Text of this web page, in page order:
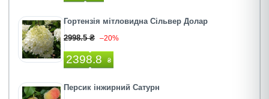
Гортензія мітловидна Сільвер Долар
2998.5 ₴ –20%
2398.8 ₴
Персик інжирний Сатурн